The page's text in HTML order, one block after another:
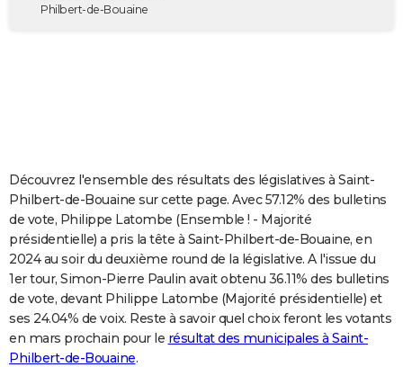
Destinations
City break
Voyage nature
Voyage de noces
Forum
Dictionnaire
Biographies
Citations
Expressions
Proverbes
PROGRAMME TV
COPAINS D'AVANT
S'inscrire
Se connecter
Lycées
Collèges
Primaires
Universités
Entreprises
Service militaire
Avis de recherche
AVIS DE DÉCÈS
FORUM
Bricolage
Lifestyle
Culture
Sport
Auto
Television
Voyage
Cinema
Philbert-de-Bouaine
Découvrez l'ensemble des résultats des législatives à Saint-
Philbert-de-Bouaine sur cette page. Avec 57.12% des bulletins
de vote, Philippe Latombe (Ensemble ! - Majorité
présidentielle) a pris la tête à Saint-Philbert-de-Bouaine, en
2024 au soir du deuxième round de la législative. A l'issue du
1er tour, Simon-Pierre Paulin avait obtenu 36.11% des bulletins
de vote, devant Philippe Latombe (Majorité présidentielle) et
ses 24.04% de voix. Reste à savoir quel choix feront les votants
en mars prochain pour le résultat des municipales à Saint-
Philbert-de-Bouaine.